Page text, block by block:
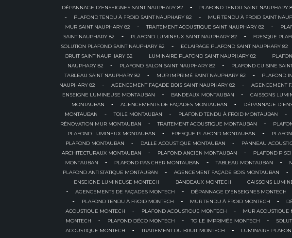
DÉPANNAGE D'ENSEIGNES SAINT NAUPHARY 82 - PLAFOND TENDU SAINT NAUPHARY
- PLAFOND TENDU À FROID SAINT NAUPHARY 82 - MUR TENDU À FROID SAINT
MUR SAINT NAUPHARY 82
- TRAITEMENT ACOUSTIQUE SAINT NAUPHARY 82 -
SAINT NAUPHARY 82
- PLAFOND LUMINEUX SAINT NAUPHARY 82 - FRESQUE
SOLUTION PLAFOND SAINT NAUPHARY 82 - ECLAIRAGE PLAFOND SAINT NAUPHARY 82
BRUIT SAINT NAUPHARY 82
- LUMINAIRE PLAFOND SAINT NAUPHARY 82 -
NAUPHARY 82
- PLAFOND SALON SAINT NAUPHARY 82 - PLAFOND CUISINE
TABLEAU SAINT NAUPHARY 82 - MUR IMPRIMÉ SAINT NAUPHARY 82 - PLAFOND
NAUPHARY 82
- AGENCEMENT FAÇADE BOIS SAINT NAUPHARY 82 - AGENCEMENT
ENSEIGNE LUMINEUSE MONTAUBAN - BANDEAUX MONTAUBAN - CAISSONS
MONTAUBAN
- AGENCEMENTS DE FAÇADES MONTAUBAN - DÉPANNAGE
MONTAUBAN
- TOILE MONTAUBAN - PLAFOND TENDU À FROID MONTAUBAN -
RÉNOVATION MUR MONTAUBAN - TRAITEMENT ACOUSTIQUE MONTAUBAN -
PLAFOND LUMINEUX MONTAUBAN - FRESQUE PLAFOND MONTAUBAN -
PLAFOND MONTAUBAN
- DALLE ACOUSTIQUE MONTAUBAN - PANNEAU
ARCHITECTURAUX MONTAUBAN
- PLAFOND ANCIEN MONTAUBAN - PLAFOND
MONTAUBAN
- PLAFOND PAS CHER MONTAUBAN - TABLEAU MONTAUBAN -
PLAFOND ANTISTATIQUE MONTAUBAN - AGENCEMENT FAÇADE BOIS MONTAUBAN -
- ENSEIGNE LUMINEUSE MONTECH - BANDEAUX MONTECH - CAISSONS
- AGENCEMENTS DE FAÇADES MONTECH - DÉPANNAGE D'ENSEIGNES MONTECH
- PLAFOND TENDU À FROID MONTECH - MUR TENDU À FROID MONTECH -
ACOUSTIQUE MONTECH
- PLAFOND ACOUSTIQUE MONTECH - MUR ACOUSTIQUE
MONTECH
- PLAFOND DÉCO MONTECH - TOILE IMPRIMÉE MONTECH -
ACOUSTIQUE MONTECH
- TRAITEMENT DU BRUIT MONTECH - LUMINAIRE